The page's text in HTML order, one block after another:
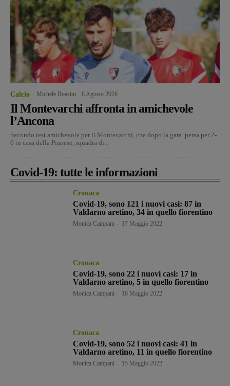
Calcio Michele Bossini 8 Agosto 2026
Il Montevarchi affronta in amichevole
l’Ancona
Secondo test amichevole per il Montevarchi, che dopo la gara persa per 2-
0 in casa della Pianese, squadra di...
Covid-19: tutte le informazioni
Cronaca
Covid-19, sono 121 i nuovi casi: 87 in
Valdarno aretino, 34 in quello fiorentino
Monica Campani 17 Maggio 2022
Cronaca
Covid-19, sono 22 i nuovi casi: 17 in
Valdarno aretino, 5 in quello fiorentino
Monica Campani 16 Maggio 2022
Cronaca
Covid-19, sono 52 i nuovi casi: 41 in
Valdarno aretino, 11 in quello fiorentino
Monica Campani 15 Maggio 2022